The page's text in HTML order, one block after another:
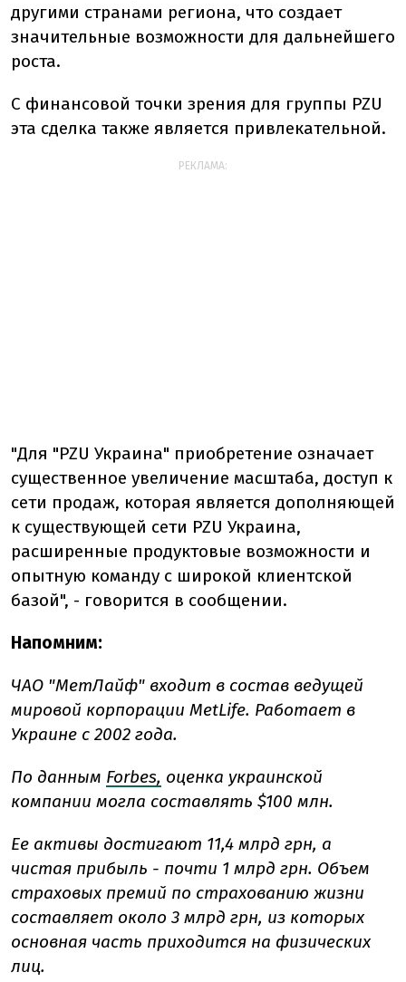
другими странами региона, что создает
значительные возможности для дальнейшего
роста.
С финансовой точки зрения для группы PZU
эта сделка также является привлекательной.
РЕКЛАМА:
"Для "PZU Украина" приобретение означает
существенное увеличение масштаба, доступ к
сети продаж, которая является дополняющей
к существующей сети PZU Украина,
расширенные продуктовые возможности и
опытную команду с широкой клиентской
базой", - говорится в сообщении.
Напомним:
ЧАО "МетЛайф" входит в состав ведущей
мировой корпорации MetLife. Работает в
Украине с 2002 года.
По данным Forbes, оценка украинской
компании могла составлять $100 млн.
Ее активы достигают 11,4 млрд грн, а
чистая прибыль - почти 1 млрд грн. Объем
страховых премий по страхованию жизни
составляет около 3 млрд грн, из которых
основная часть приходится на физических
лиц.